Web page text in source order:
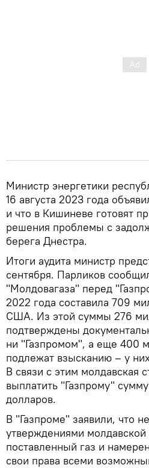
Министр энергетики
16 августа 2023 года
и что в Кишиневе готовят
решения проблемы с
берега Днестра.
Итоги аудита министр
сентября. Парликов
"Молдовагаза" перед
2022 года составила 709
США. Из этой суммы 276
подтверждены
ни "Газпромом", а еще 400
подлежат взысканию – у
В связи с этим молдавская
выплатить "Газпрому"
долларов.
В "Газпроме" заявили, что
утверждениями
поставленный газ и
свои права всеми